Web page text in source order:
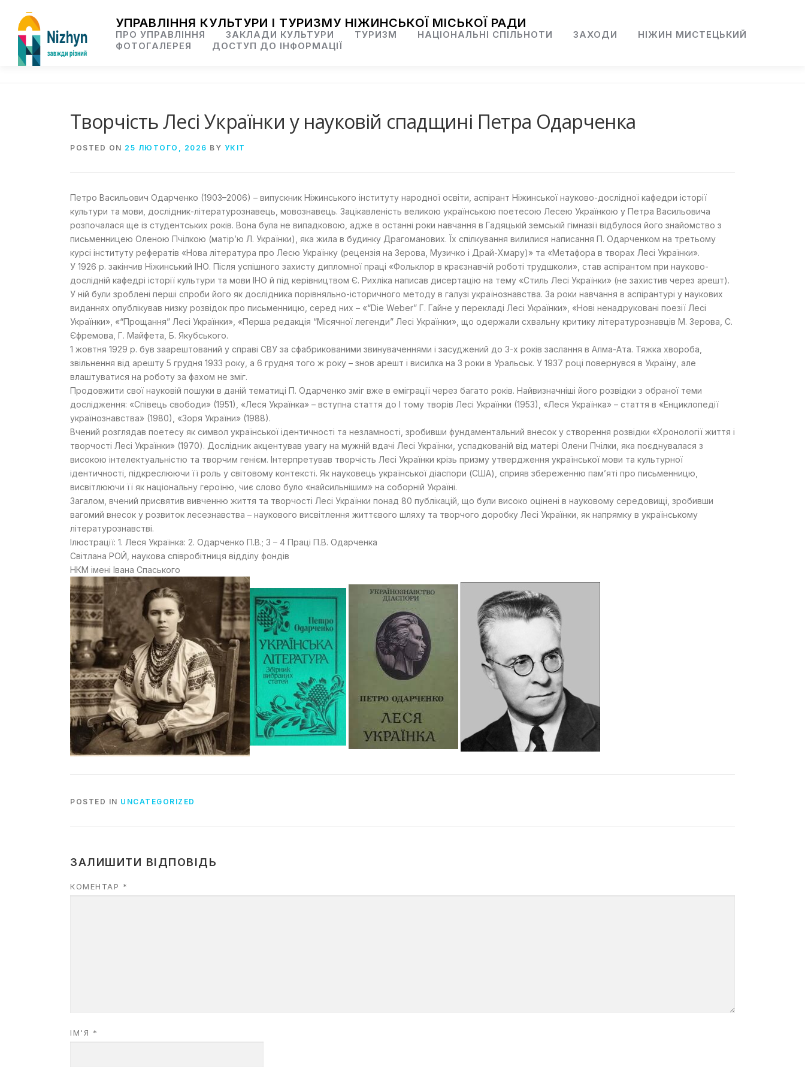
content
УПРАВЛІННЯ КУЛЬТУРИ І ТУРИЗМУ НІЖИНСЬКОЇ МІСЬКОЇ РАДИ
ПРО УПРАВЛІННЯ ЗАКЛАДИ КУЛЬТУРИ ТУРИЗМ НАЦІОНАЛЬНІ СПІЛЬНОТИ ЗАХОДИ
НІЖИН МИСТЕЦЬКИЙ
ФОТОГАЛЕРЕЯ
ДОСТУП ДО ІНФОРМАЦІЇ
Творчість Лесі Українки у науковій спадщині Петра Одарченка
POSTED ON 25 ЛЮТОГО, 2026 BY УКІТ
Петро Васильович Одарченко (1903–2006) – випускник Ніжинського інституту народної освіти, аспірант Ніжинської науково-дослідної кафедри історії
культури та мови, дослідник-літературознавець, мовознавець. Зацікавленість великою українською поетесою Лесею Українкою у Петра Васильовича
розпочалася ще із студентських років. Вона була не випадковою, адже в останні роки навчання в Гадяцькій земській гімназії відбулося його знайомство з
письменницею Оленою Пчілкою (матір’ю Л. Українки), яка жила в будинку Драгоманових. Їх спілкування вилилися написання П. Одарченком на третьому
курсі інституту рефератів «Нова література про Лесю Українку (рецензія на Зерова, Музичко і Драй-Хмару)» та «Метафора в творах Лесі Українки».
У 1926 р. закінчив Ніжинський ІНО. Після успішного захисту дипломної праці «Фольклор в краєзнавчій роботі трудшколи», став аспірантом при науково-
дослідній кафедрі історії культури та мови ІНО й під керівництвом Є. Рихліка написав дисертацію на тему «Стиль Лесі Українки» (не захистив через арешт).
У ній були зроблені перші спроби його як дослідника порівняльно-історичного методу в галузі українознавства. За роки навчання в аспірантурі у наукових
виданнях опублікував низку розвідок про письменницю, серед них – «“Die Weber” Г. Гайне у перекладі Лесі Українки», «Нові ненадруковані поезії Лесі
Українки», «“Прощання” Лесі Українки», «Перша редакція “Місячної легенди” Лесі Українки», що одержали схвальну критику літературознавців М. Зерова, С.
Єфремова, Г. Майфета, Б. Якубського.
1 жовтня 1929 р. був заарештований у справі СВУ за сфабрикованими звинуваченнями і засуджений до 3-х років заслання в Алма-Ата. Тяжка хвороба,
звільнення від арешту 5 грудня 1933 року, а 6 грудня того ж року – знов арешт і висилка на 3 роки в Уральськ. У 1937 році повернувся в Україну, але
влаштуватися на роботу за фахом не зміг.
Продовжити свої науковій пошуки в даній тематиці П. Одарченко зміг вже в еміграції через багато років. Найвизначніші його розвідки з обраної теми
дослідження: «Співець свободи» (1951), «Леся Українка» – вступна стаття до І тому творів Лесі Українки (1953), «Леся Українка» – стаття в «Енциклопедії
українознавства» (1980), «Зоря України» (1988).
Вчений розглядав поетесу як символ української ідентичності та незламності, зробивши фундаментальний внесок у створення розвідки «Хронології життя і
творчості Лесі Українки» (1970). Дослідник акцентував увагу на мужній вдачі Лесі Українки, успадкованій від матері Олени Пчілки, яка поєднувалася з
високою інтелектуальністю та творчим генієм. Інтерпретував творчість Лесі Українки крізь призму утвердження української мови та культурної
ідентичності, підкреслюючи її роль у світовому контексті. Як науковець української діаспори (США), сприяв збереженню пам’яті про письменницю,
висвітлюючи її як національну героїню, чиє слово було «найсильнішим» на соборній Україні.
Загалом, вчений присвятив вивченню життя та творчості Лесі Українки понад 80 публікацій, що були високо оцінені в науковому середовищі, зробивши
вагомий внесок у розвиток лесезнавства – наукового висвітлення життєвого шляху та творчого доробку Лесі Українки, як напрямку в українському
літературознавстві.
Ілюстрації: 1. Леся Українка: 2. Одарченко П.В.; 3 – 4 Праці П.В. Одарченка
Світлана РОЙ, наукова співробітниця відділу фондів
НКМ імені Івана Спаського
POSTED IN UNCATEGORIZED
ЗАЛИШИТИ ВІДПОВІДЬ
КОМЕНТАР *
ІМ'Я *